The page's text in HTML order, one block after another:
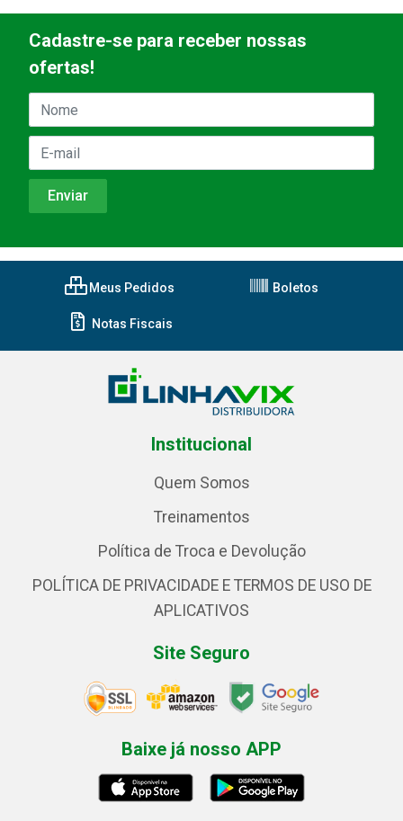
Cadastre-se para receber nossas
ofertas!
Meus Pedidos Boletos
Notas Fiscais
Institucional
Quem Somos
Treinamentos
Política de Troca e Devolução
POLÍTICA DE PRIVACIDADE E TERMOS DE USO DE
APLICATIVOS
Site Seguro
Baixe já nosso APP